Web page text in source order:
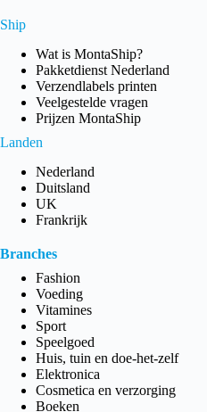
Ship
Wat is MontaShip?
Pakketdienst Nederland
Verzendlabels printen
Veelgestelde vragen
Prijzen MontaShip
Landen
Nederland
Duitsland
UK
Frankrijk
Branches
Fashion
Voeding
Vitamines
Sport
Speelgoed
Huis, tuin en doe-het-zelf
Elektronica
Cosmetica en verzorging
Boeken